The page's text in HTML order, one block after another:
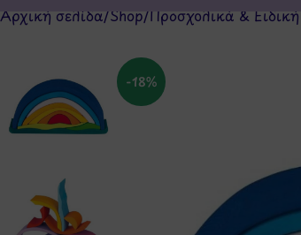
Αρχική σελίδα/Shop/Προσχολικά &
-18%